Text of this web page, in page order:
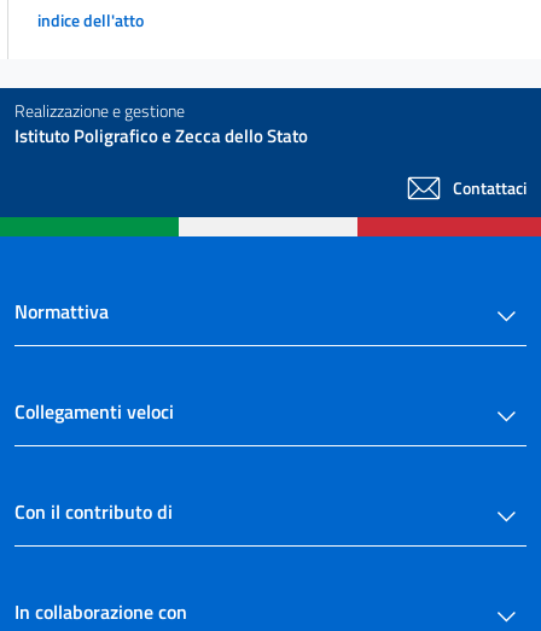
Della Cassa unica per gli assegni familiari
art. 48
art. 51
art. 53
art. 58
TITOLO III
lavorazione della foglia del tabacco))
indice dell'atto
Realizzazione e gestione
Istituto Poligrafico e Zecca dello Stato
Contattaci
Normattiva
Collegamenti veloci
Con il contributo di
In collaborazione con